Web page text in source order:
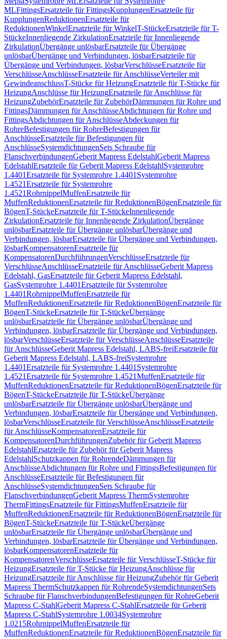
MLFittingsErsatzteile für FittingsKupplungenErsatzteile für
KupplungenReduktionenErsatzteile für
ReduktionenWinkelErsatzteile für WinkelT-StückeErsatzteile für T-
StückeInnenliegende ZirkulationErsatzteile für Innenliegende
ZirkulationÜbergänge unlösbarErsatzteile für Übergänge
unlösbarÜbergänge und Verbindungen, lösbarErsatzteile für
Übergänge und Verbindungen, lösbarVerschlüsseErsatzteile für
VerschlüsseAnschlüsseErsatzteile für AnschlüsseVerteiler mit
GewindeanschlussT-Stücke für HeizungErsatzteile für T-Stücke für
HeizungAnschlüsse für HeizungErsatzteile für Anschlüsse für
HeizungZubehörErsatzteile für ZubehörDämmungen für Rohre und
FittingsDämmungen für AnschlüsseAbdichtungen für Rohre und
FittingsAbdichtungen für AnschlüsseAbdeckungen für
RohreBefestigungen für RohreBefestigungen für
AnschlüsseErsatzteile für Befestigungen für
AnschlüsseSystemdichtungenSets Schraube für
FlanschverbindungenGeberit Mapress EdelstahlGeberit Mapress
EdelstahlErsatzteile für Geberit Mapress EdelstahlSystemrohre
1.4401Ersatzteile für Systemrohre 1.4401 Systemrohre
1.4521Ersatzteile für Systemrohre
1.4521RohrnippelMuffenErsatzteile für
MuffenReduktionenErsatzteile für ReduktionenBögenErsatzteile für
BögenT-StückeErsatzteile für T-StückeInnenliegende
ZirkulationErsatzteile für Innenliegende ZirkulationÜbergänge
unlösbarErsatzteile für Übergänge unlösbarÜbergänge und
Verbindungen, lösbarErsatzteile für Übergänge und Verbindungen,
lösbarKompensatorenErsatzteile für
KompensatorenDurchführungenVerschlüsseErsatzteile für
VerschlüsseAnschlüsseErsatzteile für AnschlüsseGeberit Mapress
Edelstahl, GasErsatzteile für Geberit Mapress Edelstahl,
GasSystemrohre 1.4401Ersatzteile für Systemrohre
1.4401RohrnippelMuffenErsatzteile für
MuffenReduktionenErsatzteile für ReduktionenBögenErsatzteile für
BögenT-StückeErsatzteile für T-StückeÜbergänge
unlösbarErsatzteile für Übergänge unlösbarÜbergänge und
Verbindungen, lösbarErsatzteile für Übergänge und Verbindungen,
lösbarVerschlüsseErsatzteile für VerschlüsseAnschlüsseErsatzteile
für AnschlüsseGeberit Mapress Edelstahl, LABS-freiErsatzteile für
Geberit Mapress Edelstahl, LABS-freiSystemrohre
1.4401Ersatzteile für Systemrohre 1.4401 Systemrohre
1.4521Ersatzteile für Systemrohre 1.4521MuffenErsatzteile für
MuffenReduktionenErsatzteile für ReduktionenBögenErsatzteile für
BögenT-StückeErsatzteile für T-StückeÜbergänge
unlösbarErsatzteile für Übergänge unlösbarÜbergänge und
Verbindungen, lösbarErsatzteile für Übergänge und Verbindungen,
lösbarVerschlüsseErsatzteile für VerschlüsseAnschlüsseErsatzteile
für AnschlüsseKompensatorenErsatzteile für
KompensatorenDurchführungenZubehör für Geberit Mapress
EdelstahlErsatzteile für Zubehör für Geberit Mapress
EdelstahlSchutzkappen für RohrendeDämmungen für
AnschlüsseAbdichtungen für Rohre und FittingsBefestigungen für
AnschlüsseErsatzteile für Befestigungen für
AnschlüsseSystemdichtungenSets Schraube für
FlanschverbindungenGeberit Mapress ThermSystemrohre
ThermFittingsErsatzteile für FittingsMuffenErsatzteile für
MuffenReduktionenErsatzteile für ReduktionenBögenErsatzteile für
BögenT-StückeErsatzteile für T-StückeÜbergänge
unlösbarErsatzteile für Übergänge unlösbarÜbergänge und
Verbindungen, lösbarErsatzteile für Übergänge und Verbindungen,
lösbarKompensatorenErsatzteile für
KompensatorenVerschlüsseErsatzteile für VerschlüsseT-Stücke für
HeizungErsatzteile für T-Stücke für HeizungAnschlüsse für
HeizungErsatzteile für Anschlüsse für HeizungZubehör für Geberit
Mapress ThermSchutzkappen für RohrendeSystemdichtungenSets
Schraube für FlanschverbindungenBefestigungen für RohreGeberit
Mapress C-StahlGeberit Mapress C-StahlErsatzteile für Geberit
Mapress C-StahlSystemrohre 1.0034Systemrohre
1.0215RohrnippelMuffenErsatzteile für
MuffenReduktionenErsatzteile für ReduktionenBögenErsatzteile für